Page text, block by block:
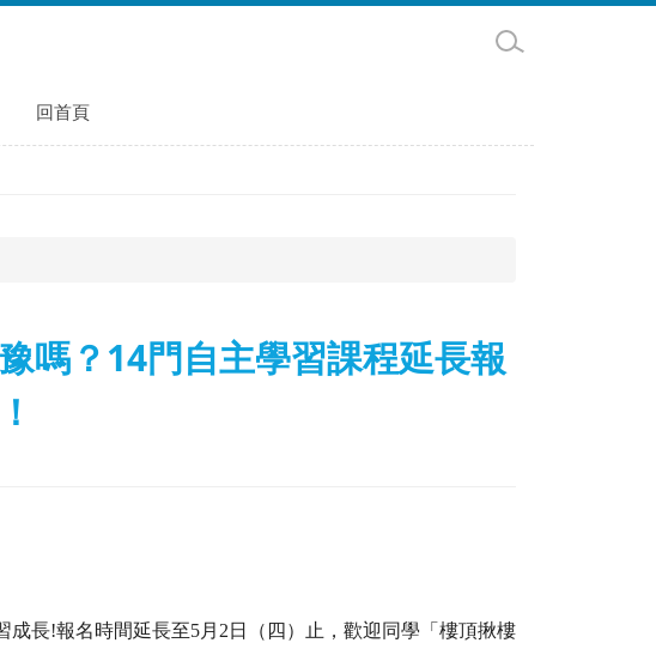
回首頁
嗎？14門自主學習課程延長報
成長!報名時間延長至5月 2 日（四）止 ，歡迎同學「樓頂揪樓